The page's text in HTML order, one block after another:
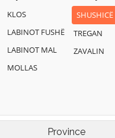
KLOS
LABINOT FUSHË
LABINOT MAL
MOLLAS
SHUSHICË
TREGAN
ZAVALIN
Province